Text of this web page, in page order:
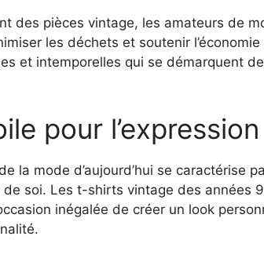
des pièces vintage, les amateurs de
les déchets et soutenir
et intemporelles qui se démarquent
pour
la mode d’aujourd’hui se caractérise
de soi. Les t-shirts vintage des années
inégalée de créer un look